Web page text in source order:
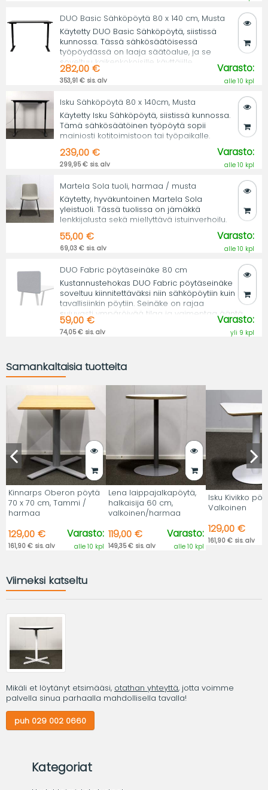
DUO Basic Sähköpöytä 80 x 140 cm, Musta
Käytetty DUO Basic Sähköpöytä, siistissä
kunnossa. Tässä sähkösäätöisessä
työpöydässä on laaja säätöalue, ja se
soveltuu kaikenkokoisille käyttäjille.
282,00 €
353,91 € sis. alv
Varasto:
alle 10 kpl
Isku Sähköpöytä 80 x 140cm, Musta
Käytetty Isku Sähköpöytä, siistissä kunnossa.
Tämä sähkösäätöinen työpöytä sopii
mainiosti kotitoimistoon tai työpaikalle.
239,00 €
299,95 € sis. alv
Varasto:
alle 10 kpl
Martela Sola tuoli, harmaa / musta
Käytetty, hyväkuntoinen Martela Sola
yleistuoli. Tässä tuolissa on jämäkkä
lenkkijalusta sekä miellyttävä istuinverhoilu.
55,00 €
69,03 € sis. alv
Varasto:
alle 10 kpl
DUO Fabric pöytäseinäke 80 cm
Kustannustehokas DUO Fabric pöytäseinäke
soveltuu kiinnitettäväksi niin sähköpöytiin kuin
tavallisiinkin pöytiin. Seinäke on rajaa
sujuvasti ympäröivää tilaa ja vaimentaa ääntä.
59,00 €
74,05 € sis. alv
Varasto:
yli 9 kpl
Samankaltaisia tuotteita
Kinnarps Oberon pöytä
70 x 70 cm, Tammi /
harmaa
129,00 €
161,90 € sis. alv
Varasto:
alle 10 kpl
Lena laippajalkapöytä,
halkaisija 60 cm,
valkoinen/harmaa
119,00 €
149,35 € sis. alv
Varasto:
alle 10 kpl
Isku Kivikko
Valkoinen
129,00 €
161,90 € sis. alv
Viimeksi katseltu
Mikäli et löytänyt etsimääsi, otathan yhteyttä, jotta voimme
palvella sinua parhaalla mahdollisella tavalla!
puh 029 002 0660
Kategoriat